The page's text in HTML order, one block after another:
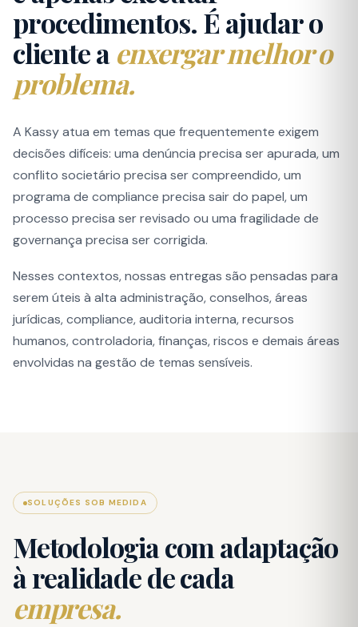
procedimentos. É ajudar o
cliente aenxergar melhor o
problema.
A Kassy atua em temas que frequentemente exigem
decisões difíceis: uma denúncia precisa ser apurada, um
conflito societário precisa ser compreendido, um
programa de compliance precisa sair do papel, um
processo precisa ser revisado ou uma fragilidade de
governança precisa ser corrigida.
Nesses contextos, nossas entregas são pensadas para
serem úteis à alta administração, conselhos, áreas
jurídicas, compliance, auditoria interna, recursos
humanos, controladoria, finanças, riscos e demais áreas
envolvidas na gestão de temas sensíveis.
SOLUÇÕES SOB MEDIDA
Metodologia com adaptação
à realidade de cada
empresa.